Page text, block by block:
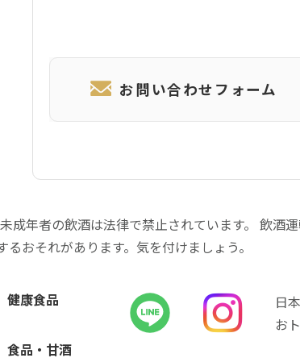
お問い合わせフォーム
年者の飲酒は法律で禁止されています。 飲酒運
おそれがあります。気を付けましょう。
健康食品
食品・甘酒
日
お